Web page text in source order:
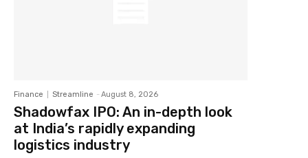
Finance Streamline - August 8, 2026
Shadowfax IPO: An in-depth look
at India’s rapidly expanding
logistics industry